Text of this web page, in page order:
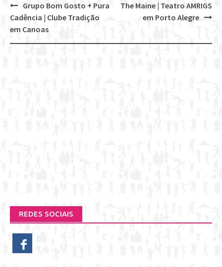
Post
navigation
The Maine | Teatro AMRIGS
em Porto Alegre
Grupo Bom Gosto + Pura
Cadência | Clube Tradição
em Canoas
REDES SOCIAIS